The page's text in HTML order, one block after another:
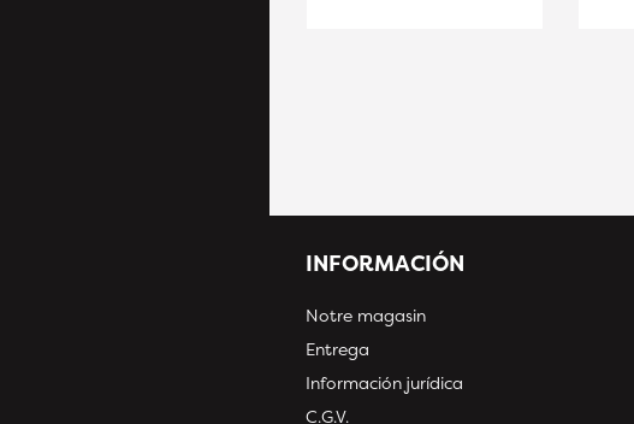
INFORMACIÓN
Notre magasin
Entrega
Información jurídica
C.G.V.